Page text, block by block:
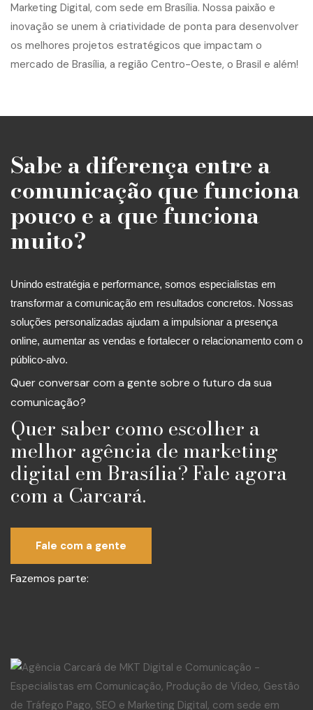
Sabe a diferença entre a
comunicação que funciona
pouco e a que funciona
muito?
Unindo estratégia e performance, somos especialistas em
transformar a comunicação em resultados concretos. Nossas
soluções personalizadas ajudam a impulsionar a presença
online, aumentar as vendas e fortalecer o relacionamento com o
público-alvo.
Quer conversar com a gente sobre o futuro da sua
comunicação?
Quer saber como escolher a
melhor agência de marketing
digital em Brasília? Fale agora
com a Carcará.
Fale com a gente
Fazemos parte: